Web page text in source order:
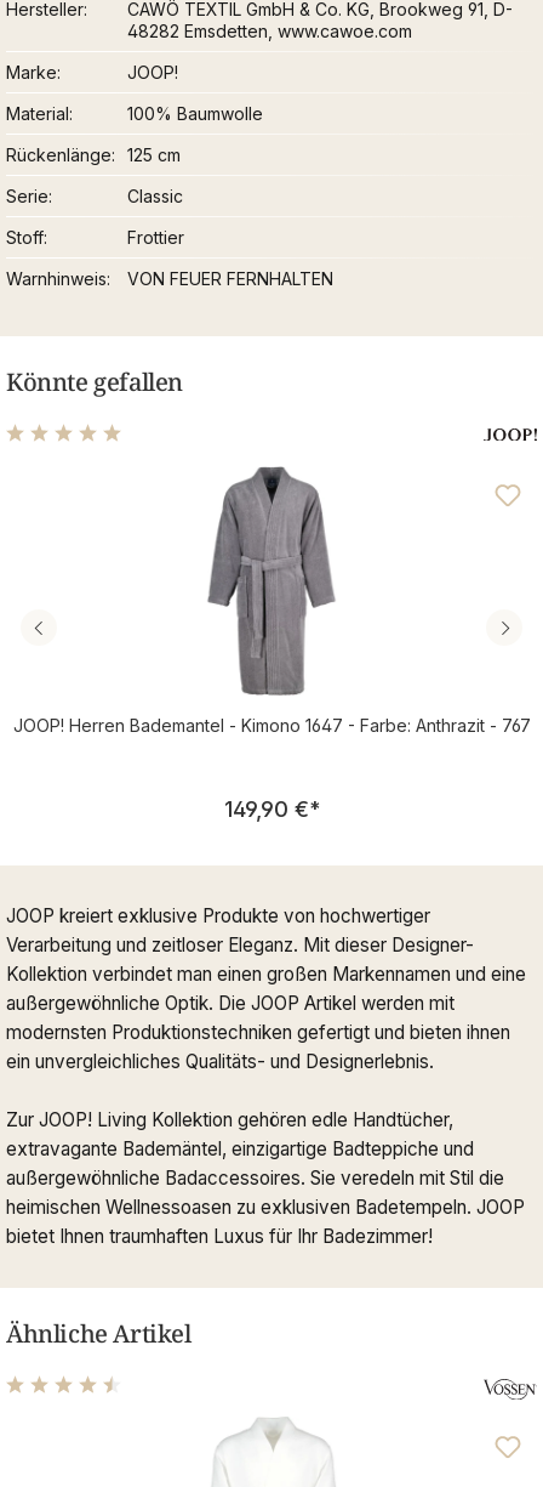
Hersteller
CAWÖ TEXTIL GmbH & Co. KG, Brookweg 91, D-
48282 Emsdetten, www.cawoe.com
Marke
JOOP!
Material
100% Baumwolle
Rückenlänge
125 cm
Serie
Classic
Stoff
Frottier
Warnhinweis
VON FEUER FERNHALTEN
Könnte gefallen
Durchschnittliche Bewertung von 5 von 5 Sternen
JOOP! Herren Bademantel - Kimono 1647 - Farbe: Anthrazit - 767
Regulärer Preis:
149,90 €*
JOOP kreiert exklusive Produkte von hochwertiger
Verarbeitung und zeitloser Eleganz. Mit dieser Designer-
Kollektion verbindet man einen großen Markennamen und eine
außergewöhnliche Optik. Die JOOP Artikel werden mit
modernsten Produktionstechniken gefertigt und bieten ihnen
ein unvergleichliches Qualitäts- und Designerlebnis.
Zur JOOP! Living Kollektion gehören edle Handtücher,
extravagante Bademäntel, einzigartige Badteppiche und
außergewöhnliche Badaccessoires. Sie veredeln mit Stil die
heimischen Wellnessoasen zu exklusiven Badetempeln. JOOP
bietet Ihnen traumhaften Luxus für Ihr Badezimmer!
Ähnliche Artikel
Durchschnittliche Bewertung von 4.56 von 5 Sternen